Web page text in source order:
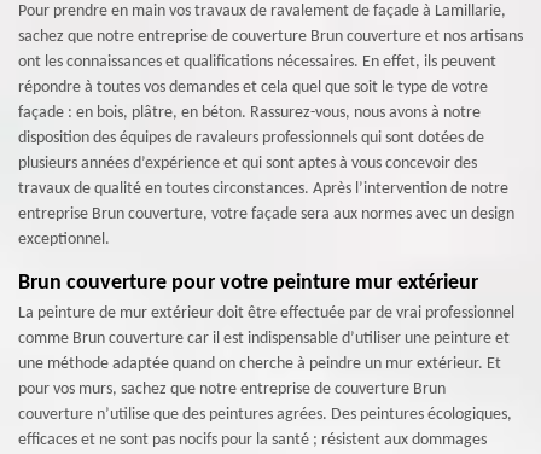
Pour prendre en main vos travaux de ravalement de façade à Lamillarie,
sachez que notre entreprise de couverture Brun couverture et nos artisans
ont les connaissances et qualifications nécessaires. En effet, ils peuvent
répondre à toutes vos demandes et cela quel que soit le type de votre
façade : en bois, plâtre, en béton. Rassurez-vous, nous avons à notre
disposition des équipes de ravaleurs professionnels qui sont dotées de
plusieurs années d’expérience et qui sont aptes à vous concevoir des
travaux de qualité en toutes circonstances. Après l’intervention de notre
entreprise Brun couverture, votre façade sera aux normes avec un design
exceptionnel.
Brun couverture pour votre peinture mur extérieur
La peinture de mur extérieur doit être effectuée par de vrai professionnel
comme Brun couverture car il est indispensable d’utiliser une peinture et
une méthode adaptée quand on cherche à peindre un mur extérieur. Et
pour vos murs, sachez que notre entreprise de couverture Brun
couverture n’utilise que des peintures agrées. Des peintures écologiques,
efficaces et ne sont pas nocifs pour la santé ; résistent aux dommages